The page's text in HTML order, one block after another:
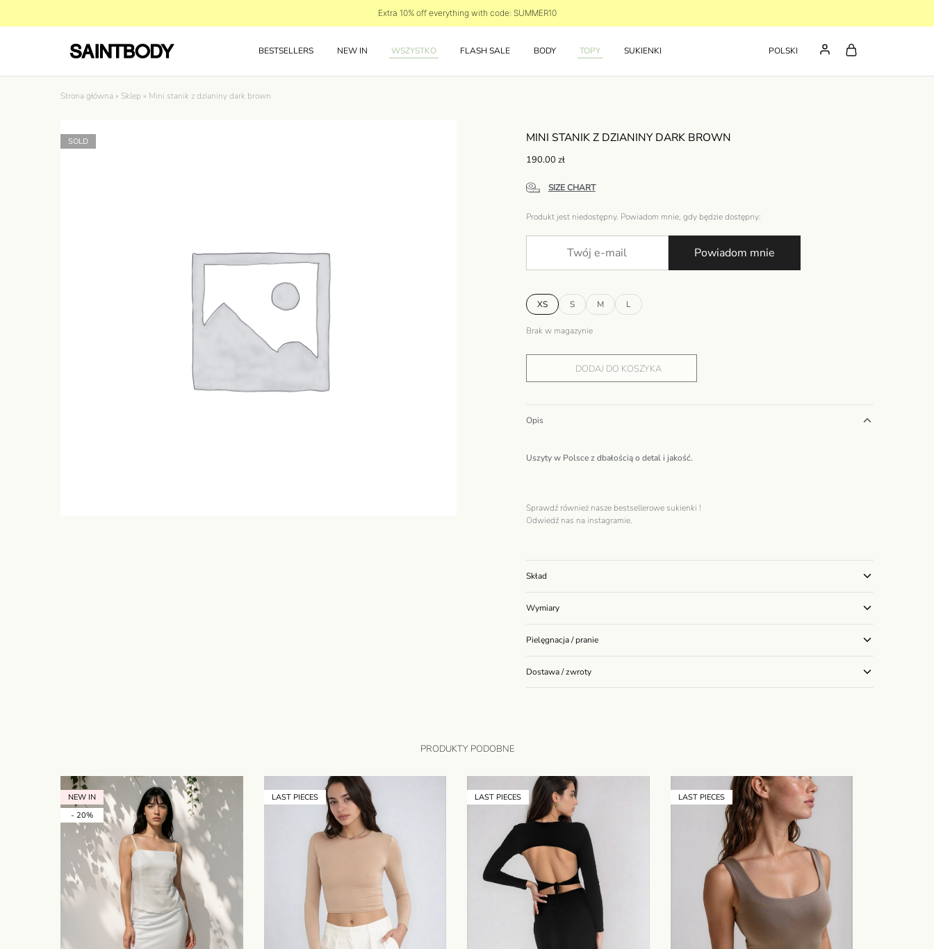
Extra 10% off everything with code: SUMMER10
Sklep
Premium
ubrania,
sÄ…
BESTSELLERS NEW IN WSZYSTKO FLASH SALE BODY TOPY SUKIENKI POLSKI
Strona główna » Sklep » Mini stanik z dzianiny dark brown
SOLD MINI STANIK Z DZIANINY DARK BROWN
190.00 zł
SIZE CHART
Produkt jest niedostępny. Powiadom mnie, gdy będzie dostępny:
Powiadom mnie
XS S M L
Brak w magazynie
DODAJ DO KOSZYKA
Opis
Uszyty w Polsce z dbałością o detal i jakość.
Sprawdź również nasze bestsellerowe sukienki !
Odwiedź nas na instagramie.
Skład
Wymiary
Pielęgnacja / pranie
Dostawa / zwroty
PRODUKTY PODOBNE
NEW IN
- 20%
LAST PIECES LAST PIECES LAST PIECES